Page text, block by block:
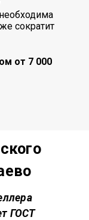
сократит
от 7 000
ГОСТ